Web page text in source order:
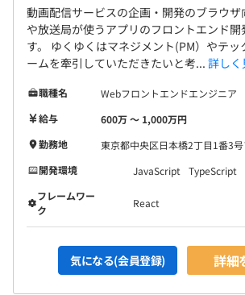
動画配信サービスの企画・開発のブラウ
や放送局が使うアプリのフロントエンド開
す。 ゆくゆくはマネジメント(PM）やテ
ームを牽引していただきたいと考... 詳しく
職種名
Webフロントエンドエンジニア
給与
600万 〜 1,000万円
勤務地
東京都中央区日本橋2丁目1番3
開発環境
JavaScript
TypeScript
フレームワー
ク
React
気になる(会員登録) 詳細